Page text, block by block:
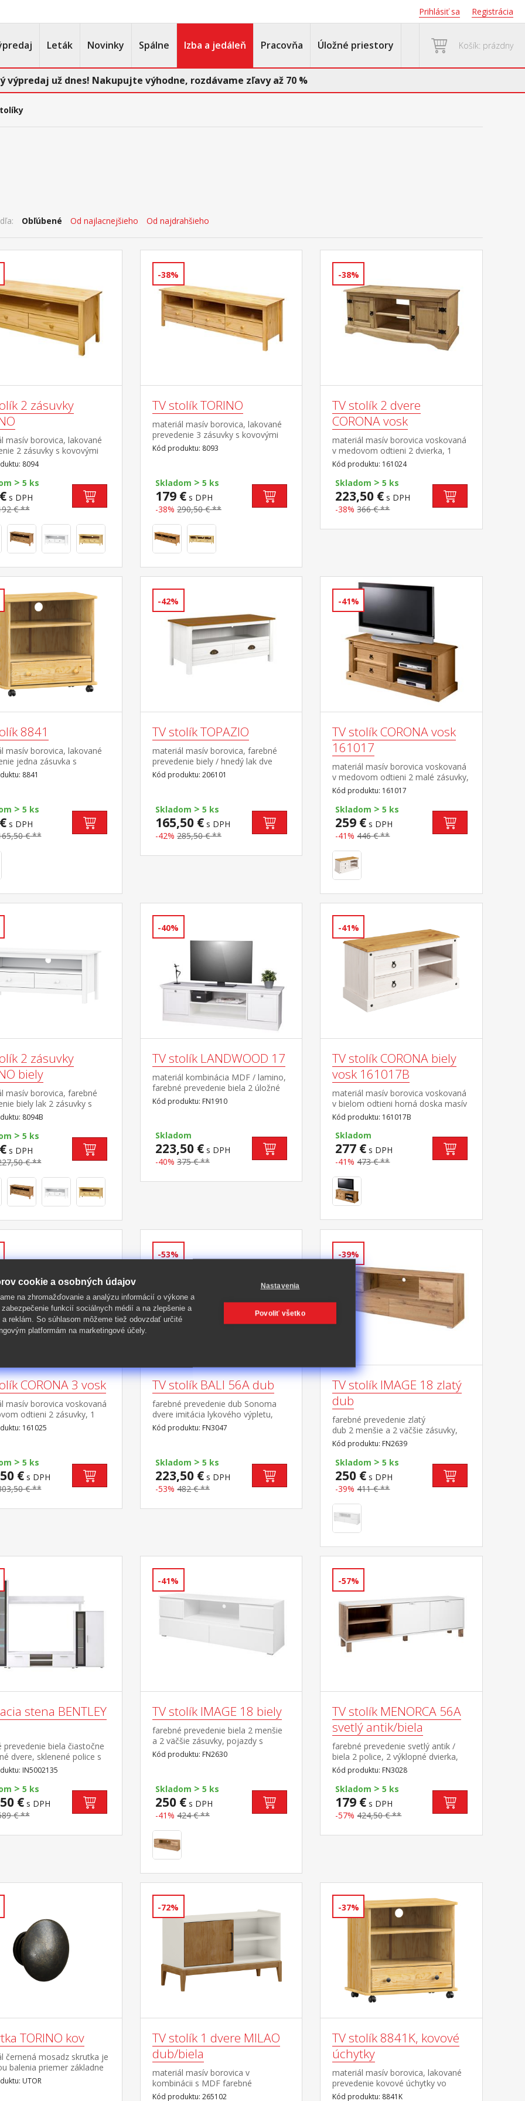
Prihlásiť sa Registrácia
Leták Novinky Spálne Izba a jedáleň Pracovňa Úložné priestory Košík: prázdny
výpredaj už dnes! Nakupujte výhodne, rozdávame zľavy až 70 %
Obľúbené Od najlacnejšieho Od najdrahšieho
2 zásuvky
masív borovica, lakované
2 zásuvky s kovovými
1 polica
8094
> 5 ks
s DPH
€ **
-38%
TV stolík TORINO
materiál masív borovica, lakované
prevedenie 3 zásuvky s kovovými
pojazdmi
Kód produktu: 8093
Skladom > 5 ks
179 €s DPH
-38% 290,50 € **
-38%
TV stolík 2 dvere
CORONA vosk
materiál masív borovica voskovaná
v medovom odtieni 2 dvierka, 1
polica, kovové ozdobné úchytky
súčasť zostavy Corona
Kód produktu: 161024
Skladom > 5 ks
223,50 € s DPH
-38% 366 € **
8841
masív borovica, lakované
jedna zásuvka s
pojazdmi pojazdný na
8841
> 5 ks
s DPH
€ **
-42%
TV stolík TOPAZIO
materiál masív borovica, farebné
prevedenie biely / hnedý lak dve
zásuvky s kovovými úchytkami a
pojazdmi, jedna polica
Kód produktu: 206101
Skladom > 5 ks
165,50 €s DPH
-42% 285,50 € **
-41%
TV stolík CORONA vosk
161017
materiál masív borovica voskovaná
v medovom odtieni 2 malé zásuvky,
1 polica, kovové ozdobné úchytky
súčasť zostavy Corona
Kód produktu: 161017
Skladom > 5 ks
259 € s DPH
-41% 446 € **
2 zásuvky
biely
masív borovica, farebné
biely lak 2 zásuvky s
pojazdmi, 1 polica
8094B
> 5 ks
s DPH
€ **
-40%
TV stolík LANDWOOD 17
materiál kombinácia MDF / lamino,
farebné prevedenie biela 2 úložné
priestory, 2 police súčasť zostavy
Landwood
Kód produktu: FN1910
Skladom
223,50 €s DPH
-40% 375 € **
-41%
TV stolík CORONA biely
vosk 161017B
materiál masív borovica voskovaná
v bielom odtieni horná doska masív
borovica voskovaná v medovom
odtieni 2 malé zásuvky, 1 polica,
kovové ozdobné úchytky súčasť
zostavy Corona biela
Kód produktu: 161017B
Skladom
277 € s DPH
-41% 473 € **
CORONA 3 vosk
masív borovica voskovaná
odtieni 2 zásuvky, 1
polica, kovové ozdobné
súčasť zostavy Corona 3
161025
> 5 ks
€s DPH
€ **
-53%
TV stolík BALI 56A dub
farebné prevedenie dub Sonoma
dvere imitácia lykového výpletu,
nohy masív 2 police, 2 malé dvierka,
odporúčaná nosnosť do 35 kg
Kód produktu: FN3047
Skladom > 5 ks
223,50 €s DPH
-53% 482 € **
-39%
TV stolík IMAGE 18 zlatý
dub
farebné prevedenie zlatý
dub 2 menšie a 2 väčšie zásuvky,
pojazdy s guličkovými ložiskami
Kód produktu: FN2639
Skladom > 5 ks
250 € s DPH
-39% 411 € **
stena BENTLEY
prevedenie biela čiastočne
dvere, sklenené police s
komoda (š/h/v)
× 118 cm vitrína (š/h/v) 59 ×
cm TV stolík (š/h/v) 139 ×
cm police (š/h/v) 160 × 34 ×
IN5002135
> 5 ks
€s DPH
€ **
-41%
TV stolík IMAGE 18 biely
farebné prevedenie biela 2 menšie
a 2 väčšie zásuvky, pojazdy s
guličkovými ložiskami
Kód produktu: FN2630
Skladom > 5 ks
250 €s DPH
-41% 424 € **
-57%
TV stolík MENORCA 56A
svetlý antik/biela
farebné prevedenie svetlý antik /
biela 2 police, 2 výklopné dvierka,
kovové úchytky
Kód produktu: FN3028
Skladom > 5 ks
179 € s DPH
-57% 424,50 € **
TORINO kov
černená mosadz skrutka je
balenia priemer základne
UTOR
-72%
TV stolík 1 dvere MILAO
dub/biela
materiál masív borovica v
kombinácii s MDF farebné
prevedenie dub / biela čierne
Kód produktu: 265102
-37%
TV stolík 8841K, kovové
úchytky
materiál masív borovica, lakované
prevedenie kovové úchytky vo
farebnom prevedení černená
Kód produktu: 8841K
cookie a osobných údajov
na zhromažďovanie a analýzu informácií o výkone a
funkcií sociálnych médií a na zlepšenie a
a reklám. So súhlasom môžeme tiež odovzdať určité
platformám na marketingové účely.
Nastavenia
Povoliť všetko